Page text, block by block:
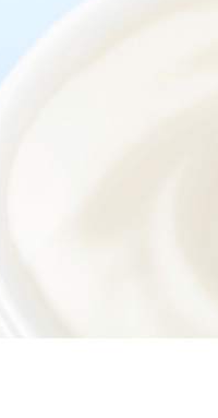
満足度：
通年で使えるクリームです。